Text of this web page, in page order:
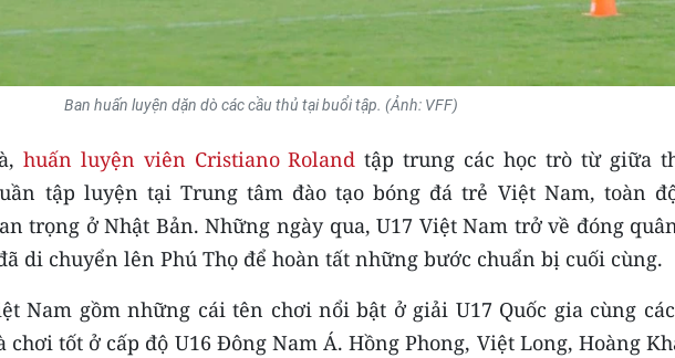
Ban huấn luyện dặn dò các cầu thủ tại buổi tập. (Ảnh: VFF)
huấn luyện viên Cristiano Roland tập trung các học trò từ giữa
tập luyện tại Trung tâm đào tạo bóng đá trẻ Việt Nam, toàn
trọng ở Nhật Bản. Những ngày qua, U17 Việt Nam trở về đóng
di chuyển lên Phú Thọ để hoàn tất những bước chuẩn bị cuối cùng.
Nam gồm những cái tên chơi nổi bật ở giải U17 Quốc gia cùng
tốt ở cấp độ U16 Đông Nam Á. Hồng Phong, Việt Long, Hoàng